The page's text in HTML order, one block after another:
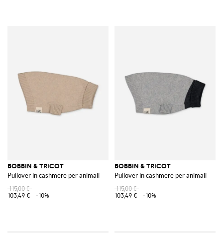
BOBBIN & TRICOT
Pullover in cashmere per animali
115,00 €
103,49 €
-10%
BOBBIN & TRICOT
Pullover in cashmere per animali
115,00 €
103,49 €
-10%